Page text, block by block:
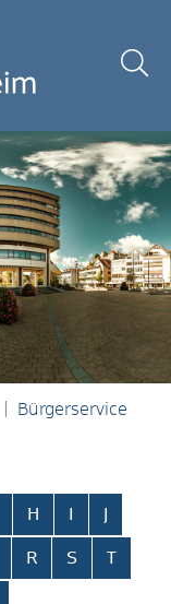
Bürgerservice
H
R S T